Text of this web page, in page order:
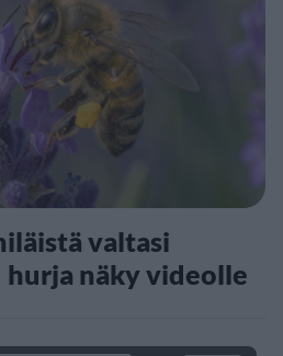
valtasi
hurja näky videolle